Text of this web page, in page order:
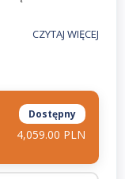
CZYTAJ WIĘCEJ
Dostępny
4,059.00 PLN